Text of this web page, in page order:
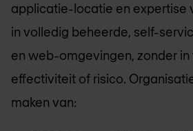
applicatie-locatie en expertise
in volledig beheerde, self-
en web-omgevingen, zonder
effectiviteit of risico.
maken van: